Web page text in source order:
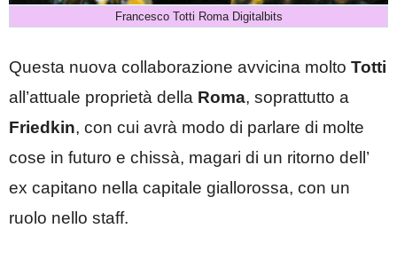
Francesco Totti Roma Digitalbits
Questa nuova collaborazione avvicina molto Totti
all’attuale proprietà della Roma, soprattutto a
Friedkin, con cui avrà modo di parlare di molte
cose in futuro e chissà, magari di un ritorno dell’
ex capitano nella capitale giallorossa, con un
ruolo nello staff.